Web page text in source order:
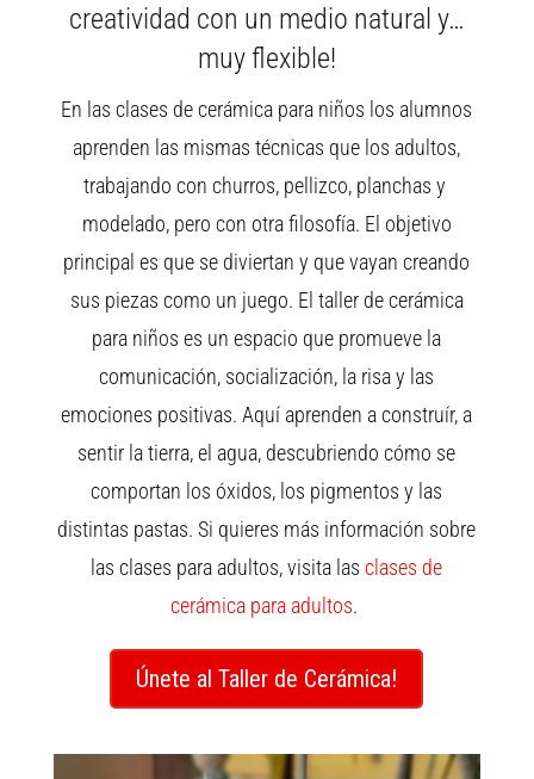
creatividad con un medio natural y…
muy flexible!
En las clases de cerámica para niños los alumnos
aprenden las mismas técnicas que los adultos,
trabajando con churros, pellizco, planchas y
modelado, pero con otra filosofía. El objetivo
principal es que se diviertan y que vayan creando
sus piezas como un juego. El taller de cerámica
para niños es un espacio que promueve la
comunicación, socialización, la risa y las
emociones positivas. Aquí aprenden a construír, a
sentir la tierra, el agua, descubriendo cómo se
comportan los óxidos, los pigmentos y las
distintas pastas. Si quieres más información sobre
las clases para adultos, visita lasclases de
cerámica para adultos.
Únete al Taller de Cerámica!